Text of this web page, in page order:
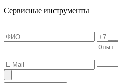
Сервисные инструменты